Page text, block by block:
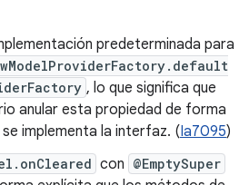
predeterminada para
, lo que significa que
anular esta propiedad de forma
implementa la interfaz. (Ia7095)
con @EmptySuper